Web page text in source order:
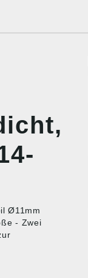
Ø11mm
- Zwei